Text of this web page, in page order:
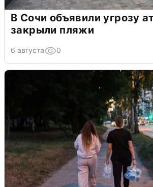
В Сочи объявили угрозу
закрыли пляжи
6 августа 0